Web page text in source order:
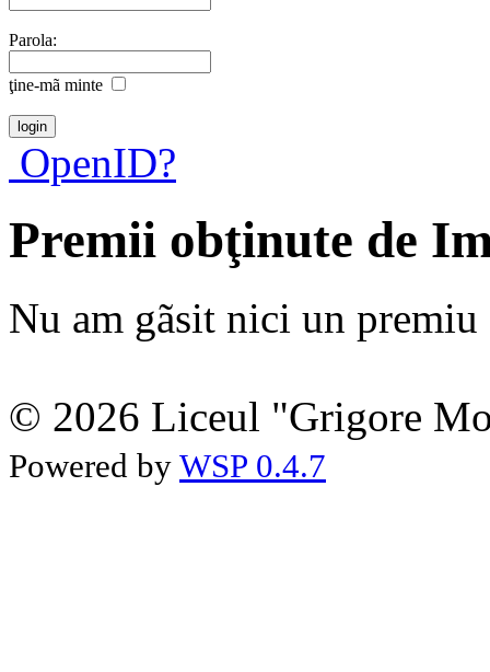
Parola:
ţine-mã minte
OpenID?
Premii obţinute de
Nu am gãsit nici un premiu
© 2026 Liceul "Grigore
Powered by WSP 0.4.7